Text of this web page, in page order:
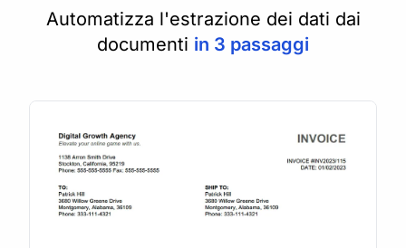
Automatizza l'estrazione dei dati dai
documenti in 3 passaggi